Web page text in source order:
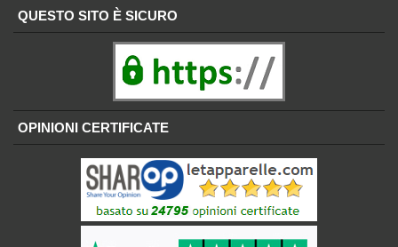
QUESTO SITO È SICURO
OPINIONI CERTIFICATE